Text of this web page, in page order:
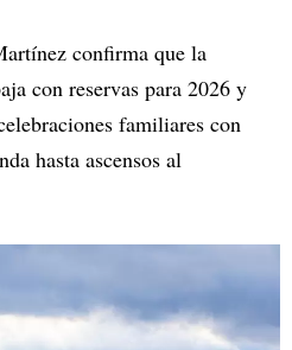
confirma que la
con reservas para 2026 y
familiares con
hasta ascensos al